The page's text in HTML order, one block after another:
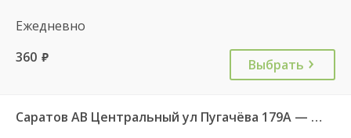
Ежедневно
360 руб. Выбрать
Саратов АВ Центральный ул Пугачёва 179А — Степное рп (ул Октябрьская 25)